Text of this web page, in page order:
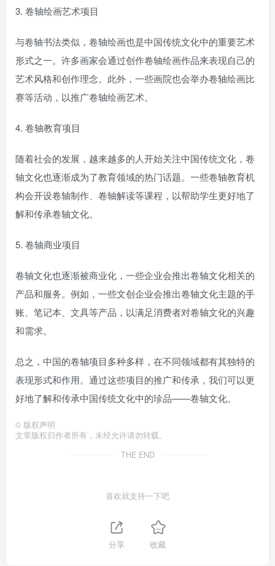
3. 卷轴绘画艺术项目
与卷轴书法类似，卷轴绘画也是中国传统文化中的重要艺术
形式之一。许多画家会通过创作卷轴绘画作品来表现自己的
艺术风格和创作理念。此外，一些画院也会举办卷轴绘画比
赛等活动，以推广卷轴绘画艺术。
4. 卷轴教育项目
随着社会的发展，越来越多的人开始关注中国传统文化，卷
轴文化也逐渐成为了教育领域的热门话题。一些卷轴教育机
构会开设卷轴制作、卷轴解读等课程，以帮助学生更好地了
解和传承卷轴文化。
5. 卷轴商业项目
卷轴文化也逐渐被商业化，一些企业会推出卷轴文化相关的
产品和服务。例如，一些文创企业会推出卷轴文化主题的手
账、笔记本、文具等产品，以满足消费者对卷轴文化的兴趣
和需求。
总之，中国的卷轴项目多种多样，在不同领域都有其独特的
表现形式和作用。通过这些项目的推广和传承，我们可以更
好地了解和传承中国传统文化中的珍品——卷轴文化。
© 版权声明
文章版权归作者所有，未经允许请勿转载。
THE END
喜欢就支持一下吧
分享 收藏